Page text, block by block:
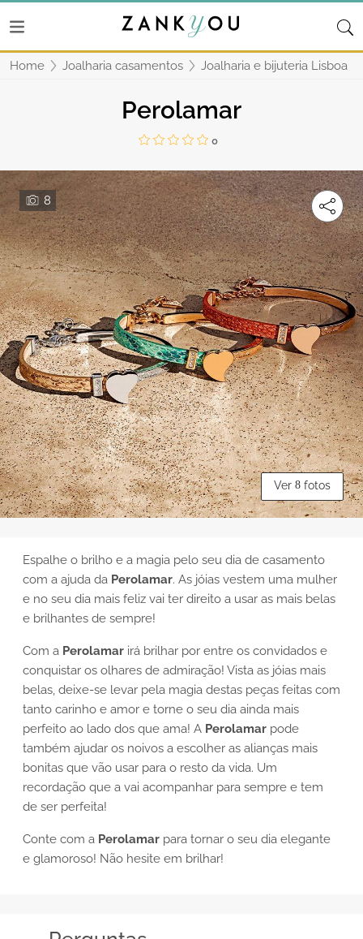
Home Joalharia casamentos Joalharia e bijuteria Lisboa
Perolamar
0
8
Ver 8 fotos
Espalhe o brilho e a magia pelo seu dia de casamento
com a ajuda da Perolamar. As jóias vestem uma mulher
e no seu dia mais feliz vai ter direito a usar as mais belas
e brilhantes de sempre!
Com a Perolamar irá brilhar por entre os convidados e
conquistar os olhares de admiração! Vista as jóias mais
belas, deixe-se levar pela magia destas peças feitas com
tanto carinho e amor e torne o seu dia ainda mais
perfeito ao lado dos que ama! A Perolamar pode
também ajudar os noivos a escolher as alianças mais
bonitas que vão usar para o resto da vida. Um
recordação que a vai acompanhar para sempre e tem
de ser perfeita!
Conte com a Perolamar para tornar o seu dia elegante
e glamoroso! Não hesite em brilhar!